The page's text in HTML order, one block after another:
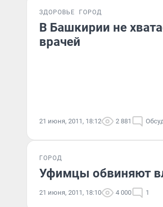
ЗДОРОВЬЕ ГОРОД
В Башкирии не
врачей
21 июня, 2011, 18:12 2 881
ГОРОД
Уфимцы обвиняют
21 июня, 2011, 18:10 4 000 1